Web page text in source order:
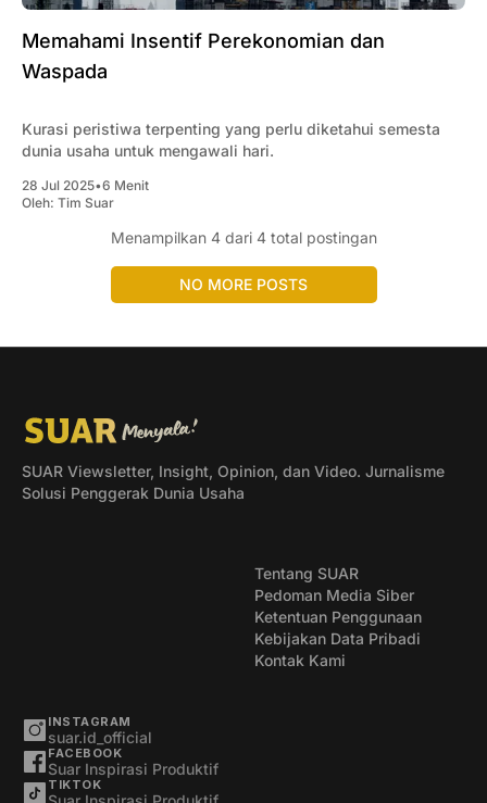
Memahami Insentif Perekonomian dan
Waspada
Kurasi peristiwa terpenting yang perlu diketahui semesta
dunia usaha untuk mengawali hari.
28 Jul 2025•6 Menit
Oleh: Tim Suar
Menampilkan 4dari 4 total postingan
NO MORE POSTS
SUAR Viewsletter, Insight, Opinion, dan Video. Jurnalisme
Solusi Penggerak Dunia Usaha
Tentang SUAR
Pedoman Media Siber
Ketentuan Penggunaan
Kebijakan Data Pribadi
Kontak Kami
INSTAGRAM
suar.id_official
FACEBOOK
Suar Inspirasi Produktif
TIKTOK